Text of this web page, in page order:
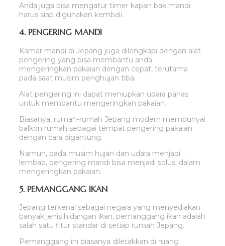
Anda juga bisa mengatur timer kapan bak mandi
harus siap digunakan kembali.
4. PENGERING MANDI
Kamar mandi di Jepang juga dilengkapi dengan alat
pengering yang bisa membantu anda
mengeringkan pakaian dengan cepat, terutama
pada saat musim penghujan tiba.
Alat pengering ini dapat meniupkan udara panas
untuk membantu mengeringkan pakaian.
Biasanya, rumah-rumah Jepang modern mempunyai
balkon rumah sebagai tempat pengering pakaian
dengan cara digantung.
Namun, pada musim hujan dan udara menjadi
lembab, pengering mandi bisa menjadi solusi dalam
mengeringkan pakaian.
5. PEMANGGANG IKAN
Jepang terkenal sebagai negara yang menyediakan
banyak jenis hidangan ikan, pemanggang ikan adalah
salah satu fitur standar di setiap rumah Jepang.
Pemanggang ini biasanya diletakkan di ruang